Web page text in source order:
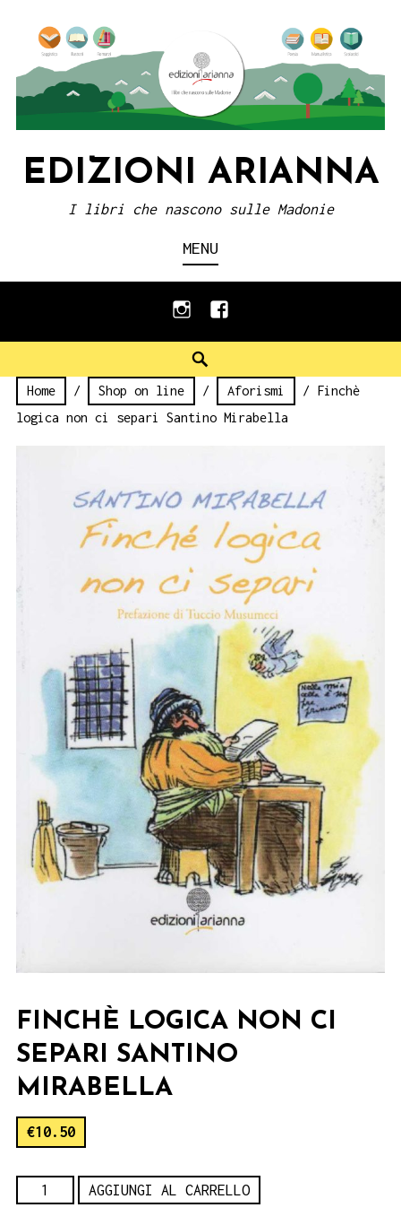
content
EDIZIONI ARIANNA
I libri che nascono sulle Madonie
MENU
instagramfacebook
Home / Shop on line / Aforismi
/ Finchè
logica non ci separi Santino Mirabella
FINCHÈ LOGICA NON CI
SEPARI SANTINO
MIRABELLA
€10.50
Finchè
AGGIUNGI AL CARRELLO